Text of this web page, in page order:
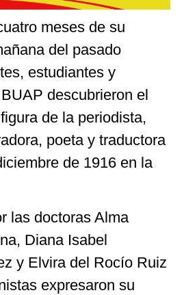
meses de su
del pasado
estudiantes y
descubrieron el
de la periodista,
poeta y traductora
de 1916 en la
las doctoras Alma
Diana Isabel
y Elvira del Rocío Ruiz
expresaron su